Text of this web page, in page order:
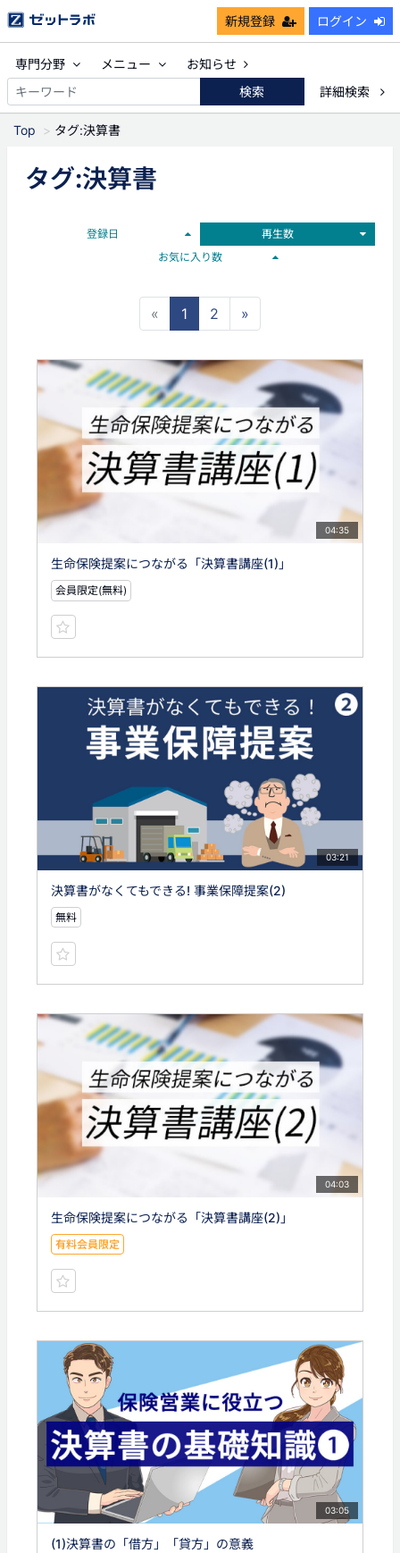
新規登録 ログイン
専門分野 メニュー
お知らせ
検索
詳細検索
Top タグ:決算書
タグ:決算書
登録日
再生数
お気に入り数
« 1 2 »
04:35
生命保険提案につながる「決算書講座(1)」
会員限定(無料)
03:21
決算書がなくてもできる! 事業保障提案(2)
無料
04:03
生命保険提案につながる「決算書講座(2)」
有料会員限定
03:05
(1)決算書の「借方」「貸方」の意義